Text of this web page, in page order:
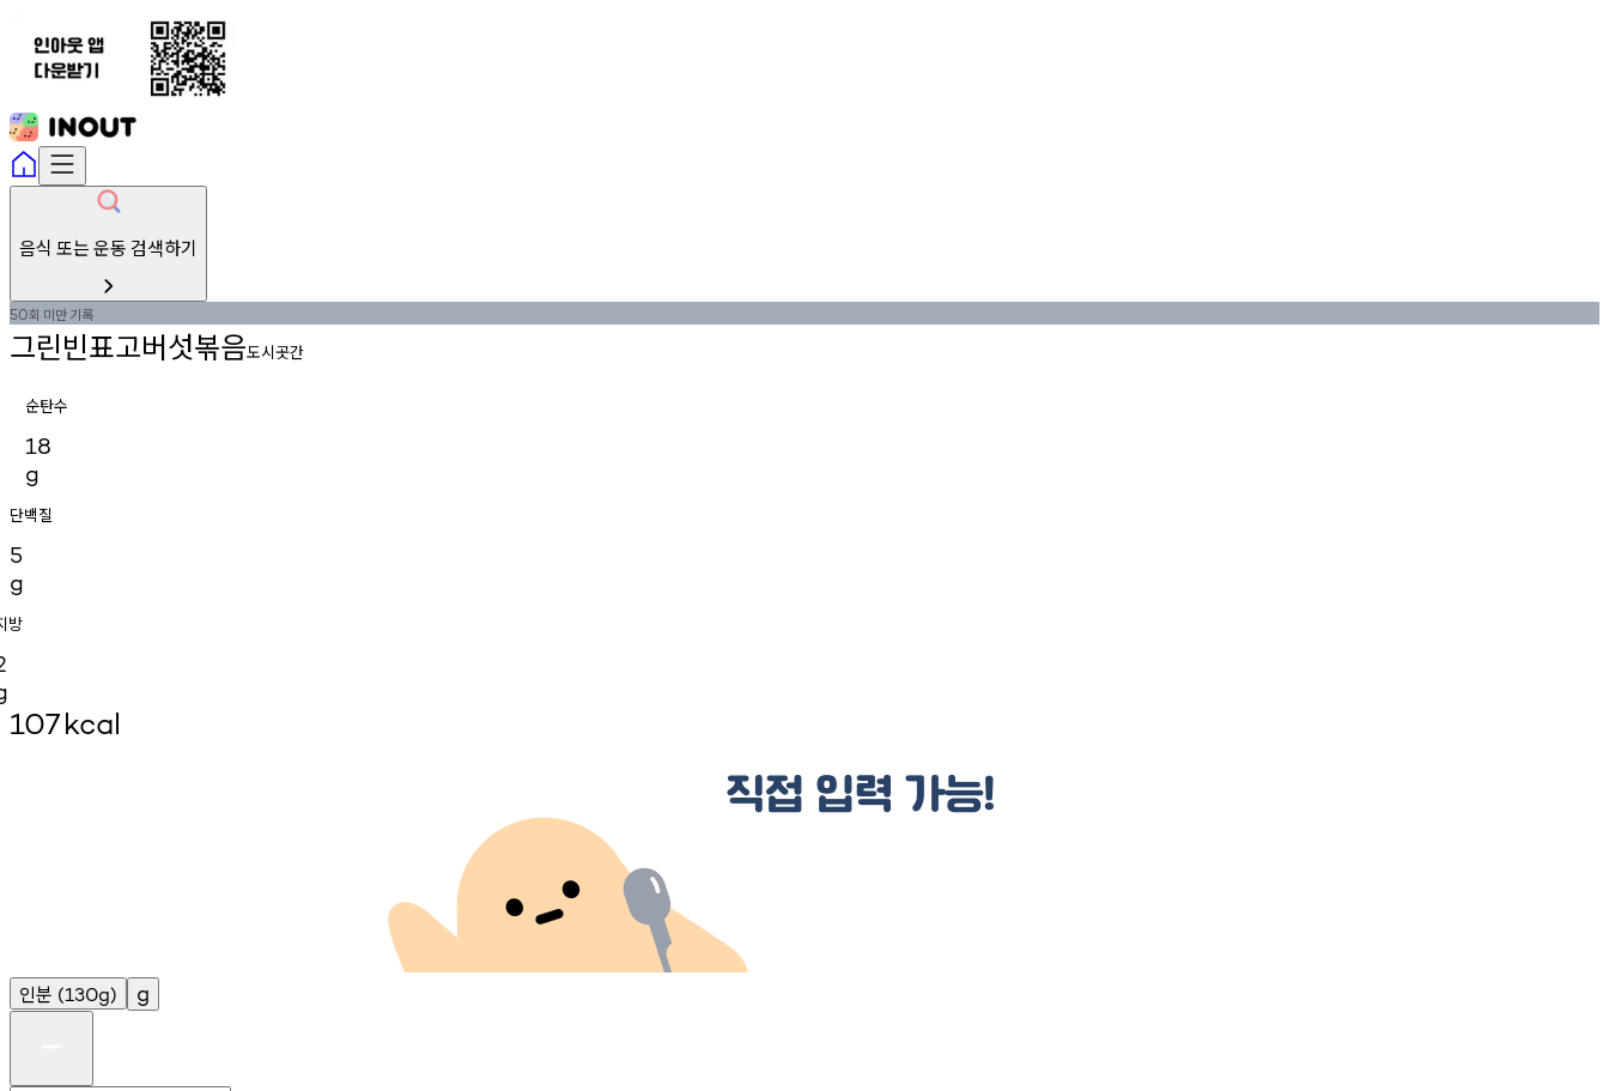
음식 또는 운동 검색하기
50회 미만기록
그린빈표고버섯볶음도시곳간
순탄수
18
g
단백질
5
g
방
107kcal
인분 (130g) g